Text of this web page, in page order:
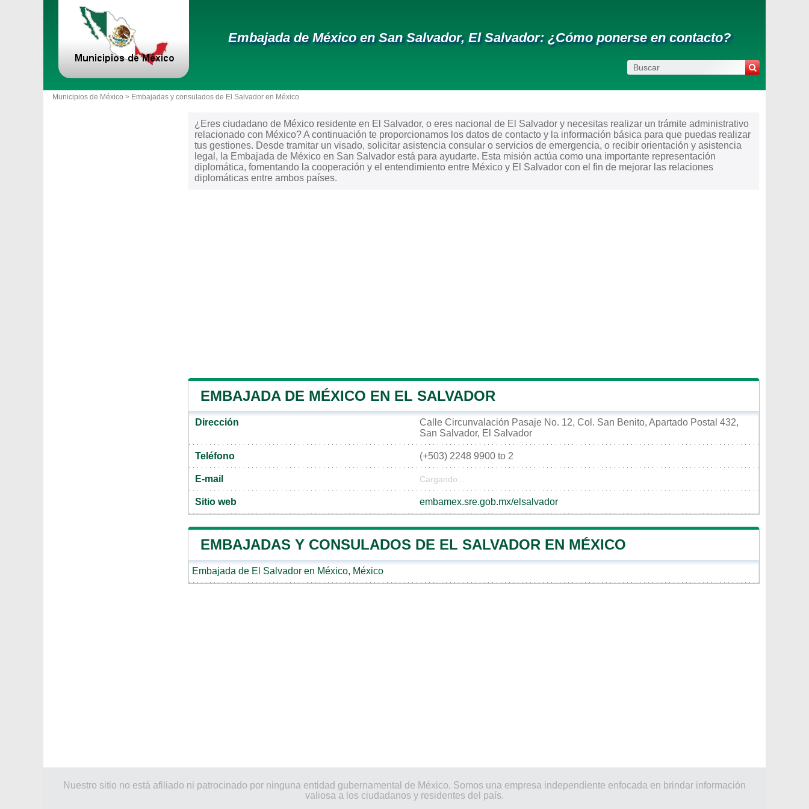
Embajada de México en San Salvador, El Salvador: ¿Cómo ponerse en contacto?
Municipios de México > Embajadas y consulados de El Salvador en México
¿Eres ciudadano de México residente en El Salvador, o eres nacional de El Salvador y necesitas realizar un trámite administrativo
relacionado con México? A continuación te proporcionamos los datos de contacto y la información básica para que puedas realizar
tus gestiones. Desde tramitar un visado, solicitar asistencia consular o servicios de emergencia, o recibir orientación y asistencia
legal, la Embajada de México en San Salvador está para ayudarte. Esta misión actúa como una importante representación
diplomática, fomentando la cooperación y el entendimiento entre México y El Salvador con el fin de mejorar las relaciones
diplomáticas entre ambos países.
EMBAJADA DE MÉXICO EN EL SALVADOR
Dirección
Calle Circunvalación Pasaje No. 12, Col. San Benito, Apartado Postal 432,
San Salvador, El Salvador
Teléfono (+503) 2248 9900 to 2
E-mail Cargando...
Sitio web embamex.sre.gob.mx/elsalvador
EMBAJADAS Y CONSULADOS DE EL SALVADOR EN MÉXICO
Embajada de El Salvador en México, México
Nuestro sitio no está afiliado ni patrocinado por ninguna entidad gubernamental de México. Somos una empresa independiente enfocada en brindar información
valiosa a los ciudadanos y residentes del país.